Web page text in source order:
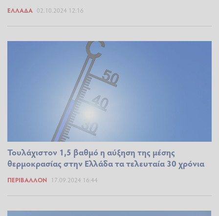
ΕΛΛΆΔΑ 02.10.2024 12:16
Τουλάχιστον 1,5 βαθμό η αύξηση της μέσης
θερμοκρασίας στην Ελλάδα τα τελευταία 30 χρόνια
ΠΕΡΙΒΆΛΛΟΝ 17.09.2024 16:44